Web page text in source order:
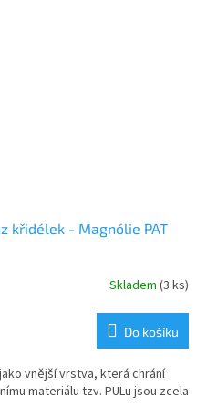
křidélek - Magnólie PAT
Skladem (3 ks)
Do košíku
vnější vrstva, která chrání
materiálu tzv. PULu jsou zcela